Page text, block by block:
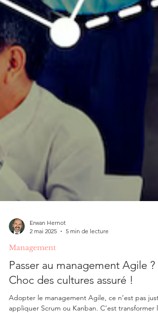
Erwan Hernot
2 mai 2025
5 min de lecture
Passer au management Agile ?